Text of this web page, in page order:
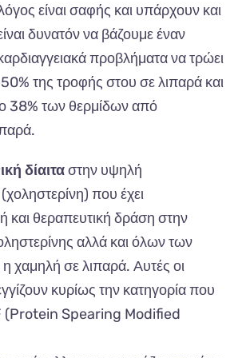
είναι σαφής και υπάρχουν και
δυνατόν να βάζουμε έναν
προβλήματα να τρώει
της τροφής στου σε λιπαρά και
38% των θερμίδων από
δίαιταστην υψηλή
που έχει
και θεραπευτική δράση στην
αλλά και όλων των
η χαμηλή σε λιπαρά. Αυτές οι
κυρίως την κατηγορία που
(Protein Spearing Modified